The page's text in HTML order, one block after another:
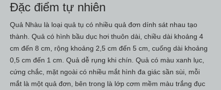
QUẢ_BỘT_RỄ_VIÊN NÉN NHÀU
TRÁI NHÀU TƯƠI
TRÁI NHÀU KHÔ
RỄ CÂY NHÀU
BỘT QUẢ NHÀU
VIÊN NÉN NHÀU
MẬT ONG NHÀU
NHÀU NGÂM MẬT ONG HŨ 1 LÍT
Đặc điểm tự nhiên
Quả Nhàu là loại quả tụ có nhiều quả đơn dính sát nhau tạo
thành. Quả có hình bầu dục hơi thuôn dài, chiều dài khoảng 4
cm đến 8 cm, rộng khoảng 2,5 cm đến 5 cm, cuống dài khoảng
0,5 cm đến 1 cm. Quả dễ rụng khi chín. Quả có màu xanh lục,
cứng chắc, mặt ngoài có nhiều mắt hình đa giác sần sùi, mỗi
mắt là một quả đơn, bên trong là lớp cơm mềm màu trắng đục